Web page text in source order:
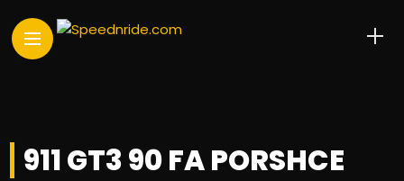
911 GT3 90 FA PORSHCE